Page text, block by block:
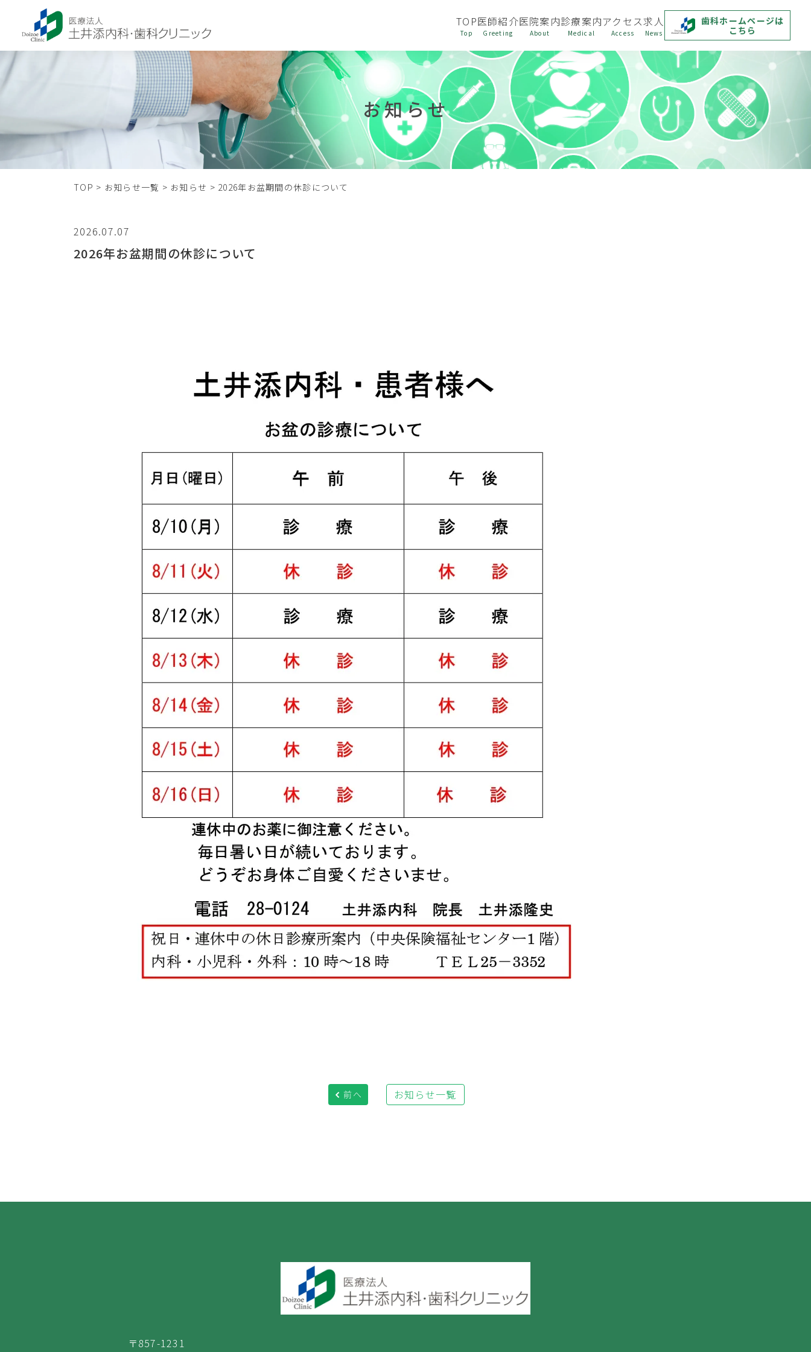
TOP医師紹介医院案内診療案内アクセス求人
歯科ホームページは
こちら
お知らせ
TOP > お知らせ一覧 > お知らせ > 2026年お盆期間の休診について
2026.07.07
2026年お盆期間の休診について
前へ お知らせ一覧
〒857-1231